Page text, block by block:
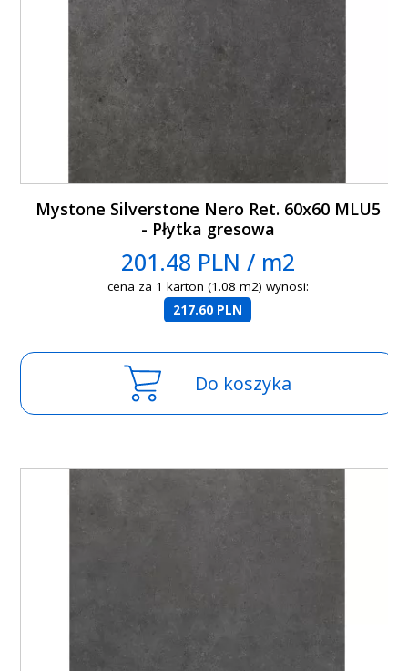
Mystone Silverstone Nero Ret. 60x60 MLU5
- Płytka gresowa
201.48 PLN / m2
cena za 1 karton (1.08 m2) wynosi:
217.60 PLN
Do koszyka